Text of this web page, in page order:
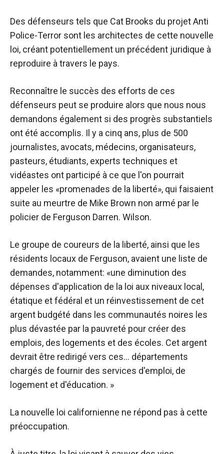
Des défenseurs tels que Cat Brooks du projet Anti
Police-Terror sont les architectes de cette nouvelle
loi, créant potentiellement un précédent juridique à
reproduire à travers le pays.
Reconnaître le succès des efforts de ces
défenseurs peut se produire alors que nous nous
demandons également si des progrès substantiels
ont été accomplis. Il y a cinq ans, plus de 500
journalistes, avocats, médecins, organisateurs,
pasteurs, étudiants, experts techniques et
vidéastes ont participé à ce que l'on pourrait
appeler les «promenades de la liberté», qui faisaient
suite au meurtre de Mike Brown non armé par le
policier de Ferguson Darren. Wilson.
Le groupe de coureurs de la liberté, ainsi que les
résidents locaux de Ferguson, avaient une liste de
demandes, notamment: «une diminution des
dépenses d'application de la loi aux niveaux local,
étatique et fédéral et un réinvestissement de cet
argent budgété dans les communautés noires les
plus dévastée par la pauvreté pour créer des
emplois, des logements et des écoles. Cet argent
devrait être redirigé vers ces… départements
chargés de fournir des services d'emploi, de
logement et d'éducation. »
La nouvelle loi californienne ne répond pas à cette
préoccupation.